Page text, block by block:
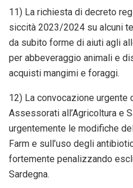
11) La richiesta di decreto
siccità 2023/2024 su alcuni
da subito forme di aiuti agli
per abbeveraggio animali e
acquisti mangimi e foraggi.
12) La convocazione urgente
Assessorati all’Agricoltura e
urgentemente le modifiche
Farm e sull’uso degli
fortemente penalizzando
Sardegna.